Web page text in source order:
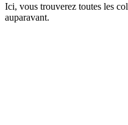
Ici, vous trouverez toutes les
auparavant.